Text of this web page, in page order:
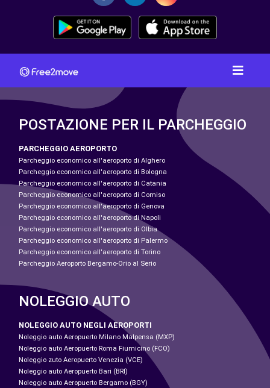
POSTAZIONE PER IL PARCHEGGIO
PARCHEGGIO AEROPORTO
Parcheggio economico all'aeroporto di Alghero
Parcheggio economico all'aeroporto di Bologna
Parcheggio economico all'aeroporto di Catania
Parcheggio economico all'aeroporto di Comiso
Parcheggio economico all'aeroporto di Genova
Parcheggio economico all'aeroporto di Napoli
Parcheggio economico all'aeroporto di Olbia
Parcheggio economico all'aeroporto di Palermo
Parcheggio economico all'aeroporto di Torino
Parcheggio Aeroporto Bergamo-Orio al Serio
NOLEGGIO AUTO
NOLEGGIO AUTO NEGLI AEROPORTI
Noleggio auto Aeropuerto Milano Malpensa (MXP)
Noleggio auto Aeropuerto Roma Fiumicino (FCO)
Noleggio zuto Aeropuerto Venezia (VCE)
Noleggio auto Aeropuerto Bari (BRI)
Noleggio auto Aeropuerto Bergamo (BGY)